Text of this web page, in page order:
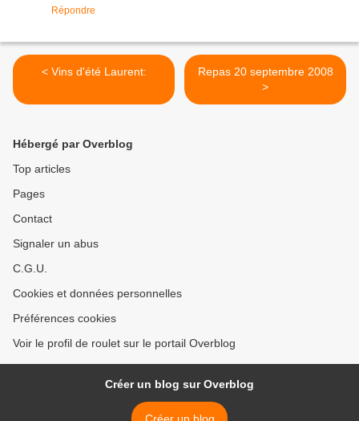
Répondre
< Vins d'été Laurent:
Repas 20 septembre 2008
>
Hébergé par Overblog
Top articles
Pages
Contact
Signaler un abus
C.G.U.
Cookies et données personnelles
Préférences cookies
Voir le profil de roulet sur le portail Overblog
Créer un blog sur Overblog